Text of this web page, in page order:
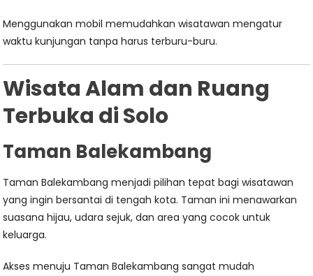
Menggunakan mobil memudahkan wisatawan mengatur
waktu kunjungan tanpa harus terburu-buru.
Wisata Alam dan Ruang
Terbuka di Solo
Taman Balekambang
Taman Balekambang menjadi pilihan tepat bagi wisatawan
yang ingin bersantai di tengah kota. Taman ini menawarkan
suasana hijau, udara sejuk, dan area yang cocok untuk
keluarga.
Akses menuju Taman Balekambang sangat mudah